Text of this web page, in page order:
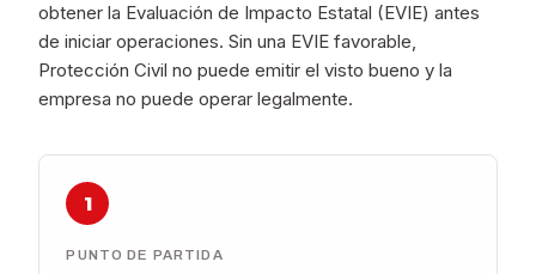
obtener la Evaluación de Impacto Estatal (EVIE) antes
de iniciar operaciones. Sin una EVIE favorable,
Protección Civil no puede emitir el visto bueno y la
empresa no puede operar legalmente.
1
PUNTO DE PARTIDA